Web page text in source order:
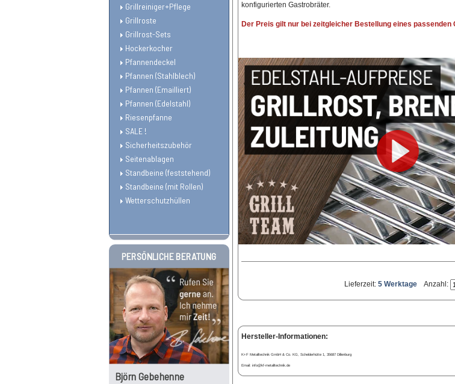
Grillreiniger+Pflege
Grillroste
Grillrost-Sets
Hockerkocher
Pfannendeckel
Pfannen (Stahlblech)
Pfannen (Emailliert)
Pfannen (Edelstahl)
Riesenpfanne
SALE !
Sicherheitszubehör
Seitenablagen
Standbeine (feststehend)
Standbeine (mit Rollen)
Wetterschutzhüllen
PERSÖNLICHE BERATUNG
Björn Gebehenne
konfigurierten Gastrobräter.
Der Preis gilt nur bei zeitgleicher Bestellung eines passenden
Lieferzeit: 5 WerktageAnzahl:
Hersteller-Informationen:
K+F Metalltechnik GmbH & Co. KG, Schelderhütte 1, 35687 Dillenburg
Email: info@kf-metalltechnik.de